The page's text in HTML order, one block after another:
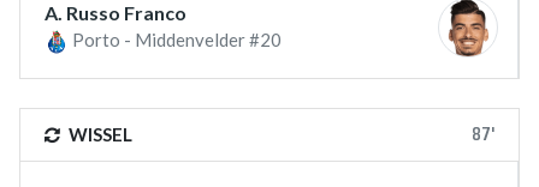
A. Russo Franco
Porto - Middenvelder #20
WISSEL 87'